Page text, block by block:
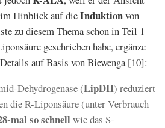
Hinblick auf dieInduktionvon
zu diesem Thema schon in Teil 1
geschrieben habe, ergänze
auf Basis von Biewenga [10]:
Dehydrogenase (LipDH) reduziert
die R-Liponsäure (unter Verbrauch
mal so schnell wie das S-